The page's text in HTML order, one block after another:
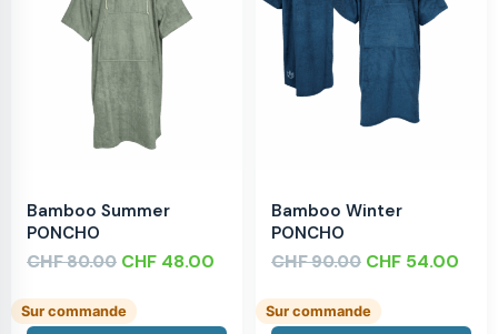
Bamboo Summer
PONCHO
CHF80.00 CHF 48.00
Sur commande
Bamboo Winter
PONCHO
CHF90.00 CHF 54.00
Sur commande